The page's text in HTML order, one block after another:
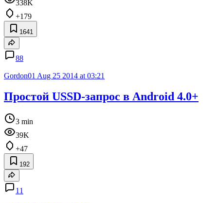
338K
+179
1641
88
Gordon01 Aug 25 2014 at 03:21
Простой USSD-запрос в Android 4.0+
3 min
39K
+47
192
11